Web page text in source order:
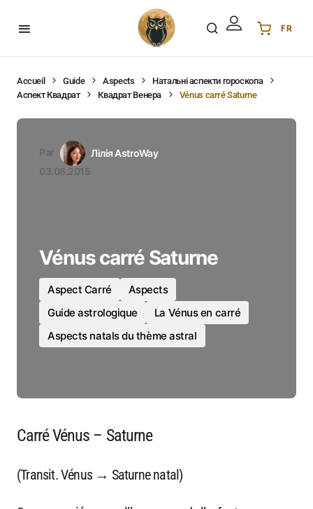
FR
DE Deutsch
PL Polski
Accueil Guide Aspects
Натальні аспекти гороскопа
Аспект Квадрат
Квадрат Венера Vénus carré Saturne
Par
Лілія AstroWay
03.08.2015
Vénus carré Saturne
Aspect Carré
Aspects
Guide astrologique
La Vénus en carré
Aspects natals du thème astral
Carré Vénus – Saturne
(Transit. Vénus → Saturne natal)